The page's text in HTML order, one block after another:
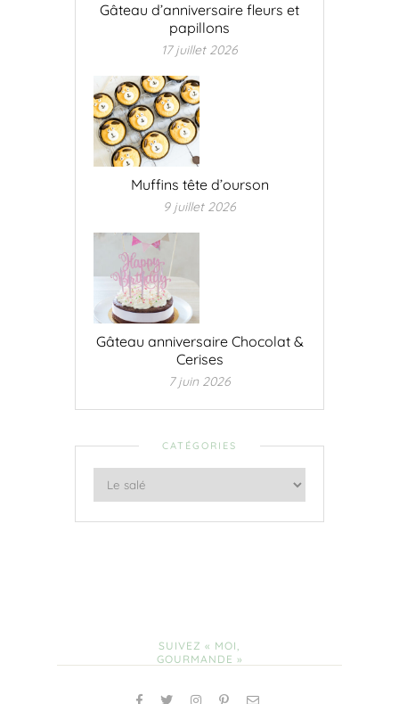
Gâteau d’anniversaire fleurs et
papillons
17 juillet 2026
Muffins tête d’ourson
9 juillet 2026
Gâteau anniversaire Chocolat &
Cerises
7 juin 2026
CATÉGORIES
SUIVEZ « MOI,
GOURMANDE »